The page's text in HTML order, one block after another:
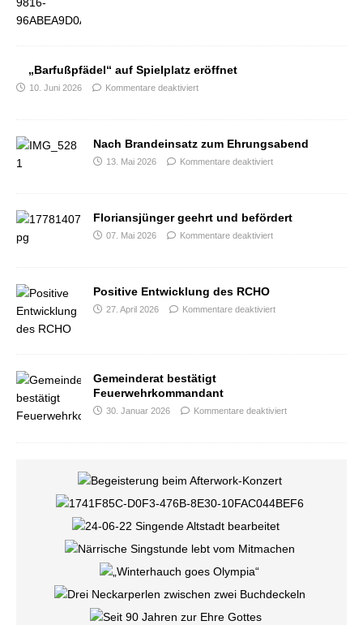
„Barfußpfädel“ auf Spielplatz eröffnet
10. Juni 2026 Kommentare deaktiviert
Nach Brandeinsatz zum Ehrungsabend
13. Mai 2026 Kommentare deaktiviert
Floriansjünger geehrt und befördert
07. Mai 2026 Kommentare deaktiviert
Positive Entwicklung des RCHO
27. April 2026 Kommentare deaktiviert
Gemeinderat bestätigt
Feuerwehrkommandant
30. Januar 2026 Kommentare deaktiviert